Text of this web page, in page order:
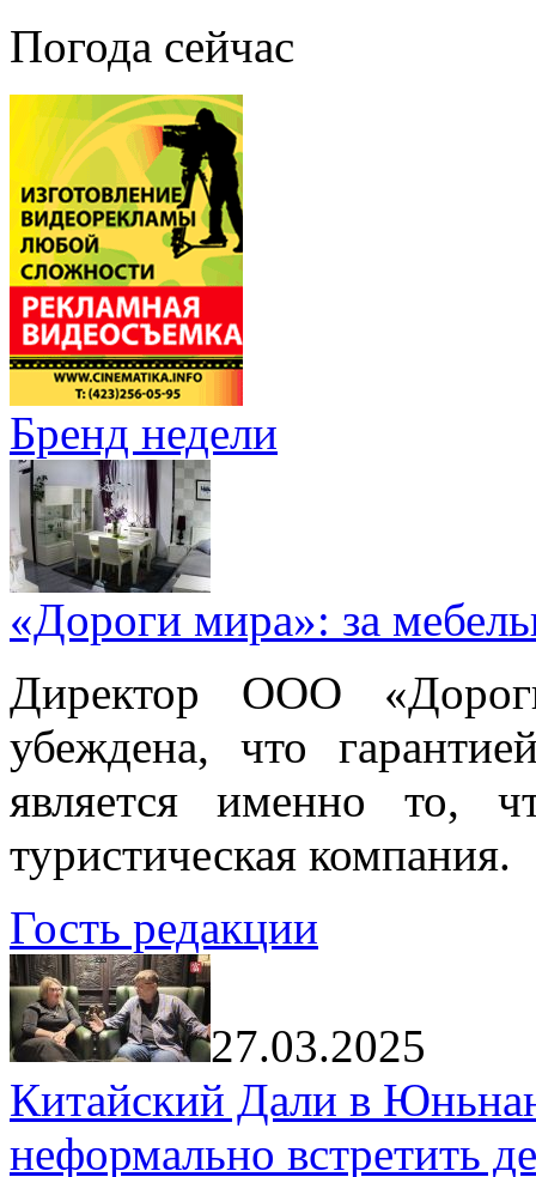
Погода сейчас
Бренд недели
«Дороги мира»: за
Директор ООО
убеждена, что
является именно то,
туристическая компания.
Гость редакции
27.03.2025
Китайский Дали в
неформально встретить